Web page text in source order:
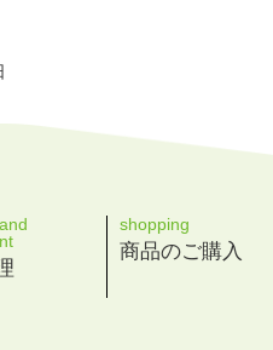
shopping
商品のご購入